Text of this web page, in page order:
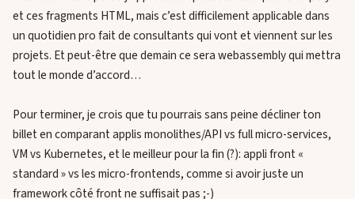
et ces fragments HTML, mais c’est difficilement applicable dans
un quotidien pro fait de consultants qui vont et viennent sur les
projets. Et peut-être que demain ce sera webassembly qui mettra
tout le monde d’accord…
Pour terminer, je crois que tu pourrais sans peine décliner ton
billet en comparant applis monolithes/API vs full micro-services,
VM vs Kubernetes, et le meilleur pour la fin (?): appli front «
standard » vs les micro-frontends, comme si avoir juste un
framework côté front ne suffisait pas ;-)